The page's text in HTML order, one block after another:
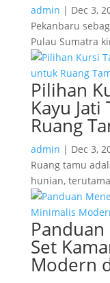
admin | Dec 3,
Pekanbaru
Pulau Sumatra
Pilihan
Kayu
Ruang
admin | Dec 3,
Ruang tamu
hunian,
Set
Modern